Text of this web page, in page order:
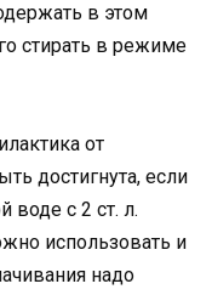
в этом
стирать в режиме
от
достигнута, если
воде с 2 ст. л.
использовать и
надо